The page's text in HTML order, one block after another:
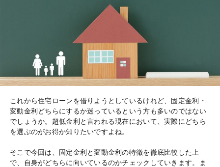
これから住宅ローンを借りようとしているけれど、固定金利・
変動金利どちらにするか迷っているという方も多いのではない
でしょうか。超低金利と言われる現在において、実際にどちら
を選ぶのがお得か知りたいですよね。
そこで今回は、固定金利と変動金利の特徴を徹底比較した上
で、自身がどちらに向いているのかチェックしていきます。ま